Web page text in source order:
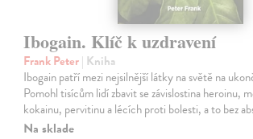
Ibogain. Klíč k uzdravení
Frank Peter| Kniha
Ibogain patří mezi nejsilnější látky na světě na
Pomohl tisícům lidí zbavit se závislostina heroinu,
kokainu, pervitinu a lécích proti bolesti, a to bez
Na sklade